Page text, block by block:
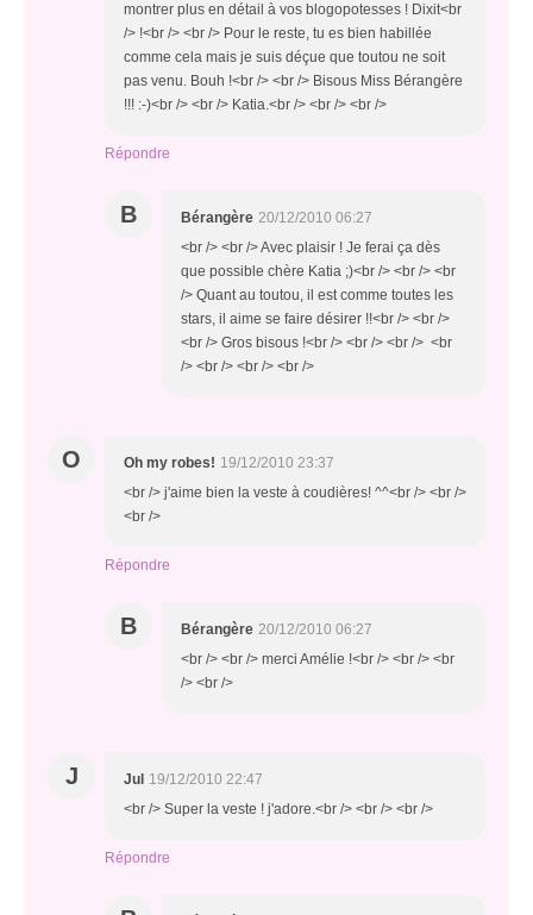
montrer plus en détail à vos blogopotesses ! Dixit<br
/> !<br /> <br /> Pour le reste, tu es bien habillée
comme cela mais je suis déçue que toutou ne soit
pas venu. Bouh !<br /> <br /> Bisous Miss Bérangère
!!! :-)<br /> <br /> Katia.<br /> <br /> <br />
Répondre
B Bérangère 20/12/2010 06:27
<br /> <br /> Avec plaisir ! Je ferai ça dès
que possible chère Katia ;)<br /> <br /> <br
/> Quant au toutou, il est comme toutes les
stars, il aime se faire désirer !!<br /> <br />
<br /> Gros bisous !<br /> <br /> <br /> <br
/> <br /> <br /> <br />
O Oh my robes! 19/12/2010 23:37
<br /> j'aime bien la veste à coudières! ^^<br /> <br />
<br />
Répondre
B Bérangère 20/12/2010 06:27
<br /> <br /> merci Amélie !<br /> <br /> <br
/> <br />
J Jul 19/12/2010 22:47
<br /> Super la veste ! j'adore.<br /> <br /> <br />
Répondre